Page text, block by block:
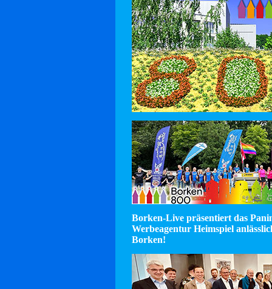
Borken-Live präsentiert das
Werbeagentur Heimspiel
Borken!